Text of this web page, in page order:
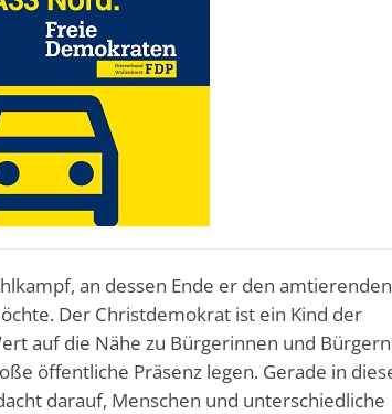
an dessen Ende er den amtierenden
Der Christdemokrat ist ein Kind der
auf die Nähe zu Bürgerinnen und
öffentliche Präsenz legen. Gerade in
darauf, Menschen und unterschiedliche